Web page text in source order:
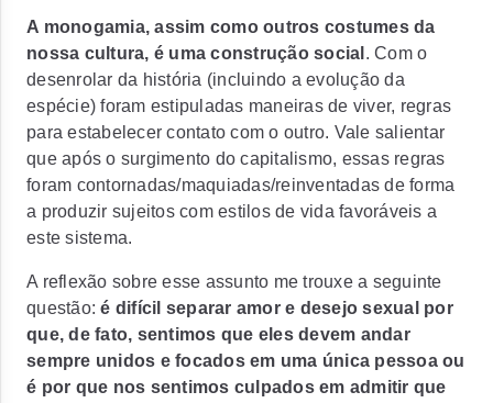
A monogamia, assim como outros costumes da
nossa cultura, é uma construção social . Com o
desenrolar da história (incluindo a evolução da
espécie) foram estipuladas maneiras de viver, regras
para estabelecer contato com o outro. Vale salientar
que após o surgimento do capitalismo, essas regras
foram contornadas/maquiadas/reinventadas de forma
a produzir sujeitos com estilos de vida favoráveis a
este sistema.
A reflexão sobre esse assunto me trouxe a seguinte
questão:é difícil separar amor e desejo sexual por
que, de fato, sentimos que eles devem andar
sempre unidos e focados em uma única pessoa ou
é por que nos sentimos culpados em admitir que